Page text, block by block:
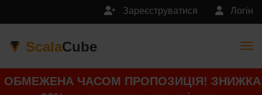
Логін
Зареєструватися
ScalaCube
ОБМЕЖЕНА ЧАСОМ ПРОПОЗИЦІЯ! ЗНИЖКА